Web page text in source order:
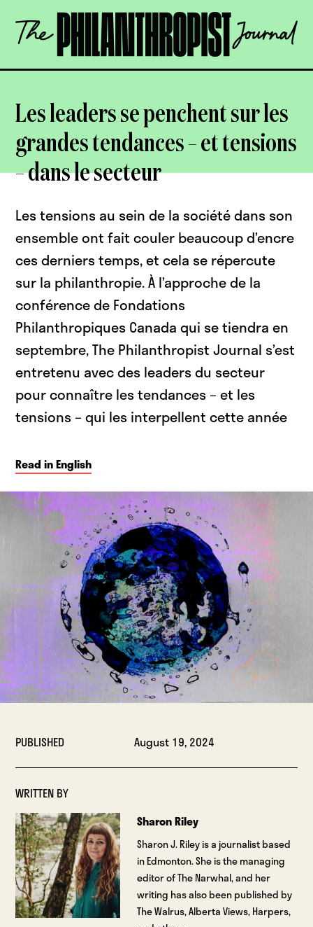
content
The
Philanthropist
OPEN
Les leaders se penchent sur les
grandes tendances – et tensions
– dans le secteur
Les tensions au sein de la société dans son
ensemble ont fait couler beaucoup d’encre
ces derniers temps, et cela se répercute
sur la philanthropie. À l’approche de la
conférence de Fondations
Philanthropiques Canada qui se tiendra en
septembre, The Philanthropist Journal s’est
entretenu avec des leaders du secteur
pour connaître les tendances – et les
tensions – qui les interpellent cette année
Read in English
PUBLISHED August 19, 2024
WRITTEN BY
Sharon Riley
Sharon J. Riley is a journalist based
in Edmonton. She is the managing
editor of The Narwhal, and her
writing has also been published by
The Walrus, Alberta Views, Harpers,